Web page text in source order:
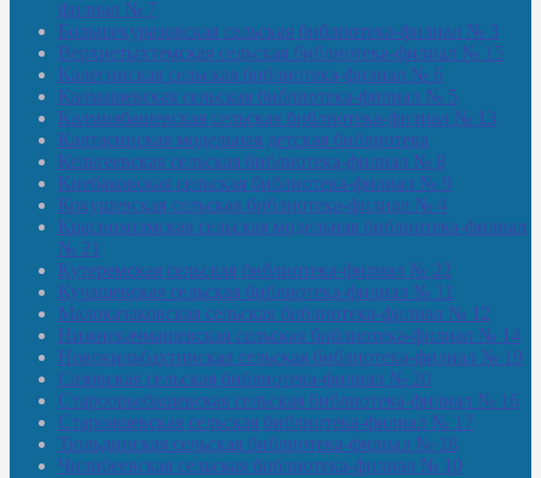
филиал № 7
Большекуразовская сельская библиотека-филиал № 3
Верхнетыхтемская сельская библиотека-филиал № 15
Калегинская сельская библиотека-филиал № 6
Калмашевская сельская библиотека-филиал № 5
Калмиябашевская сельская библиотека-филиал № 13
Калтасинская модельная детская библиотека
Кельтеевская сельская библиотека-филиал № 8
Киебаковская сельская библиотека-филиал № 9
Кокушевская сельская библиотека-филиал № 4
Краснохолмская сельская модельная библиотека-филиал
№ 21
Кутеремская сельская библиотека-филиал № 22
Кучашевская сельская библиотека-филиал № 11
Малокачаковская сельская библиотека-филиал № 12
Нижнекачмашевская сельская библиотека-филиал № 14
Новокильбахтинская сельская библиотека-филиал № 19
Сазовская сельская библиотека-филиал № 20
Староорьебашевская сельская библиотека-филиал № 16
Старояшевская сельская библиотека-филиал № 17
Тюльдинская сельская библиотека-филиал № 18
Чилибеевская сельская библиотека-филиал № 10